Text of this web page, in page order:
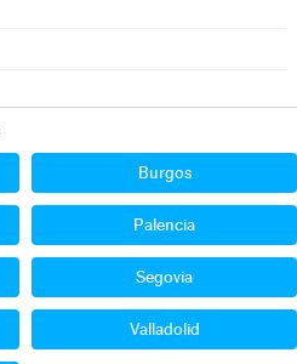
Burgos
Palencia
Segovia
Valladolid